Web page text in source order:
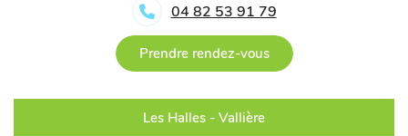
04 82 53 91 79
Prendre rendez-vous
Les Halles - Vallière